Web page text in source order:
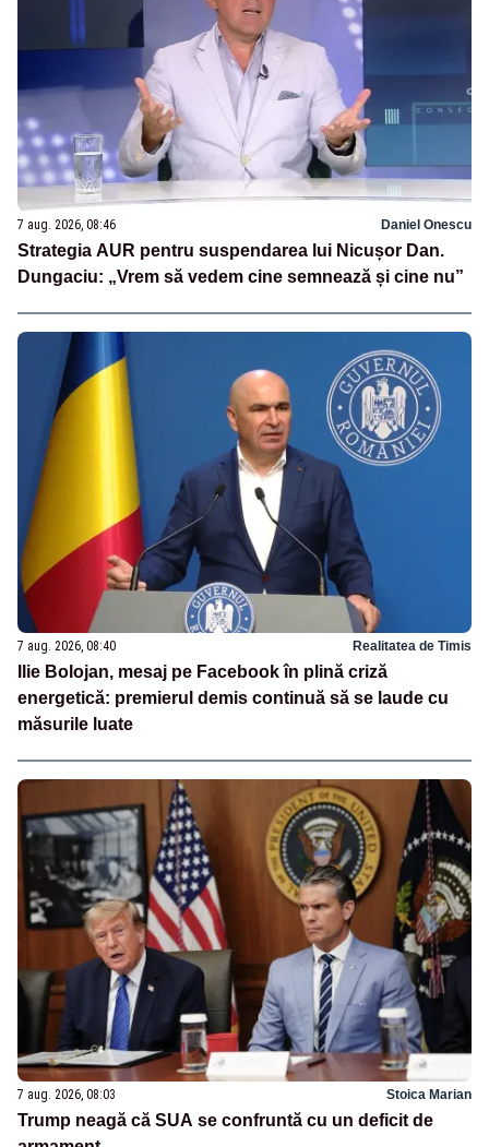
7 aug. 2026, 08:46 Daniel Onescu
Strategia AUR pentru suspendarea lui Nicușor Dan.
Dungaciu: „Vrem să vedem cine semnează și cine nu”
7 aug. 2026, 08:40 Realitatea de Timis
Ilie Bolojan, mesaj pe Facebook în plină criză
energetică: premierul demis continuă să se laude cu
măsurile luate
7 aug. 2026, 08:03 Stoica Marian
Trump neagă că SUA se confruntă cu un deficit de